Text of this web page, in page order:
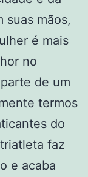
suas mãos,
é mais
no
de um
termos
do
faz
e acaba